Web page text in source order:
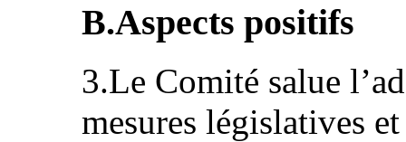
B.Aspects positifs
3.Le Comité salue
mesures législatives